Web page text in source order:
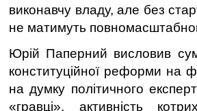
виконавчу владу, але без
не матимуть
Юрій Паперний висловив
конституційної реформи на
на думку політичного
«гравці», активність